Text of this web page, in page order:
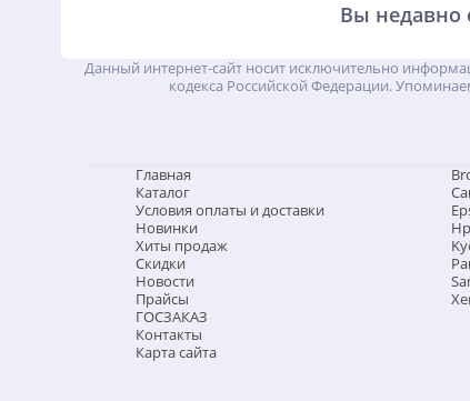
Вы недавно
Данный интернет-сайт носит исключительно
кодекса Российской Федерации.
Главная
Каталог
Условия оплаты и доставки
Новинки
Хиты продаж
Скидки
Новости
Прайсы
ГОСЗАКАЗ
Контакты
Карта сайта
Hp